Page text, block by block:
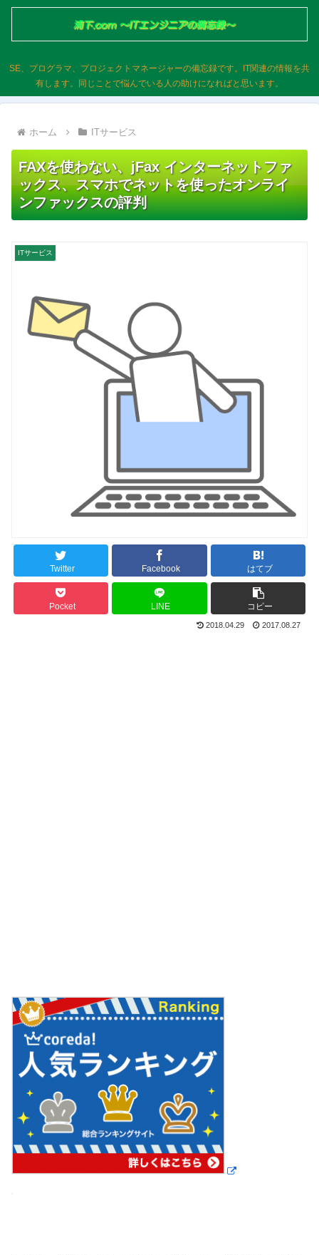
SE、プログラマ、プロジェクトマネージャーの備忘録です。IT関連の情報を共
有します。同じことで悩んでいる人の助けになればと思います。
ホーム ITサービス
FAXを使わない、jFax インターネットファ
ックス、スマホでネットを使ったオンライ
ンファックスの評判
ITサービス
Twitter Facebook はてブ
Pocket LINE コピー
2018.04.29 2017.08.27